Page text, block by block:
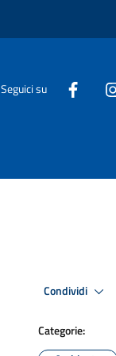
Seguici su
Condividi
Categorie: